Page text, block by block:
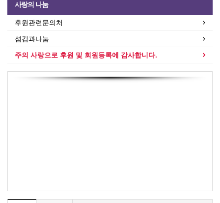
사랑의 나눔
후원관련문의처
섬김과나눔
주의 사랑으로 후원 및 회원등록에 감사합니다.